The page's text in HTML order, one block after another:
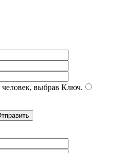
выбрав Ключ.